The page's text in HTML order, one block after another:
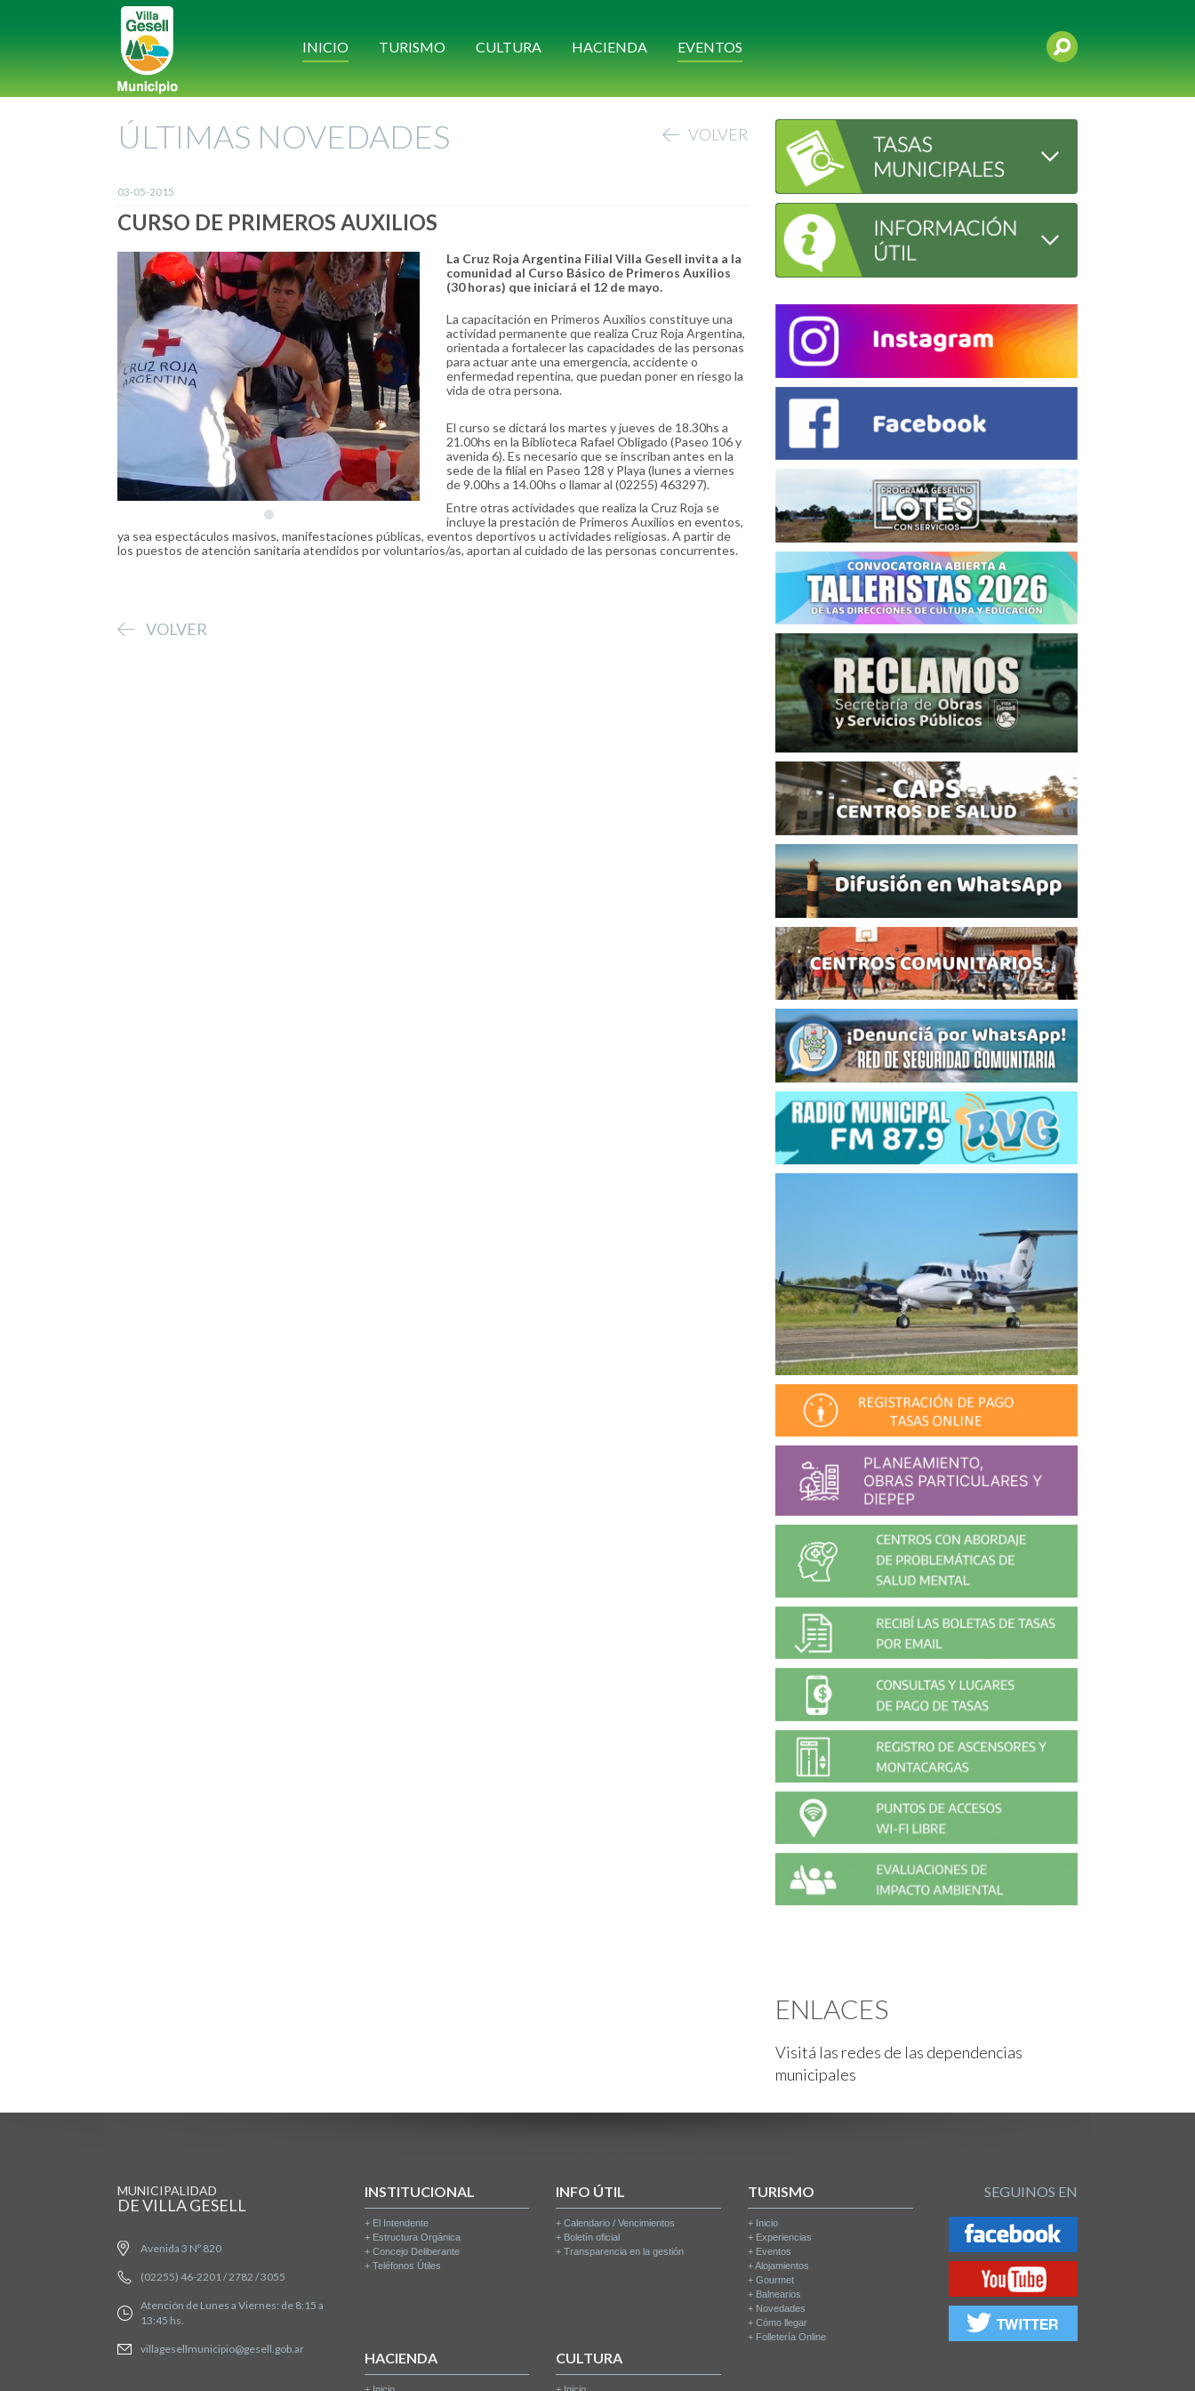
INICIO TURISMO CULTURA HACIENDA EVENTOS
ÚLTIMAS NOVEDADES VOLVER
03-05-2015
CURSO DE PRIMEROS AUXILIOS
La Cruz Roja Argentina Filial Villa Gesell invita a la
comunidad al Curso Básico de Primeros Auxilios
(30 horas) que iniciará el 12 de mayo.
La capacitación en Primeros Auxilios constituye una
actividad permanente que realiza Cruz Roja Argentina,
orientada a fortalecer las capacidades de las personas
para actuar ante una emergencia, accidente o
enfermedad repentina, que puedan poner en riesgo la
vida de otra persona.
El curso se dictará los martes y jueves de 18.30hs a
21.00hs en la Biblioteca Rafael Obligado (Paseo 106 y
avenida 6). Es necesario que se inscriban antes en la
sede de la filial en Paseo 128 y Playa (lunes a viernes
de 9.00hs a 14.00hs o llamar al (02255) 463297).
Entre otras actividades que realiza la Cruz Roja se
incluye la prestación de Primeros Auxilios en eventos,
ya sea espectáculos masivos, manifestaciones públicas, eventos deportivos u actividades religiosas. A partir de
los puestos de atención sanitaria atendidos por voluntarios/as, aportan al cuidado de las personas concurrentes.
VOLVER
ENLACES
Visitá las redes de las dependencias
municipales
MUNICIPALIDAD
DE VILLA GESELL
Avenida 3 Nº 820
(02255) 46-2201 / 2782 / 3055
Atención de Lunes a Viernes: de 8:15 a
13:45 hs.
villagesellmunicipio@gesell.gob.ar
INSTITUCIONAL
+ El Intendente
+ Estructura Orgánica
+ Concejo Deliberante
+ Teléfonos Útiles
INFO ÚTIL
+Calendario / Vencimientos
+ Boletín oficial
+Transparencia en la gestión
TURISMO
+ Inicio
+ Experiencias
+ Eventos
+Alojamientos
+Gourmet
+ Balnearios
+ Novedades
+Cómo llegar
+ Folletería Online
HACIENDA CULTURA
SEGUINOS EN